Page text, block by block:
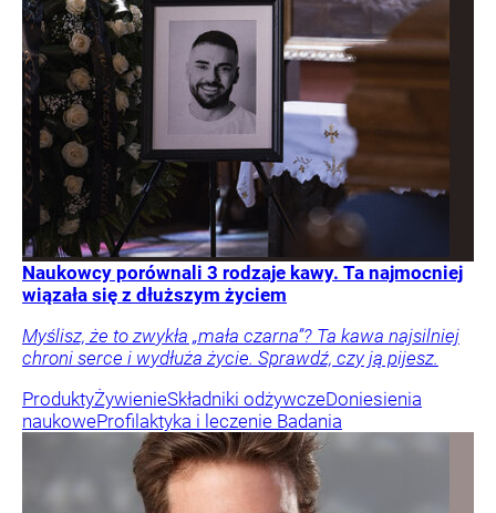
Naukowcy porównali 3 rodzaje kawy. Ta najmocniej
wiązała się z dłuższym życiem
Myślisz, że to zwykła „mała czarna”? Ta kawa najsilniej
chroni serce i wydłuża życie. Sprawdź, czy ją pijesz.
ProduktyŻywienieSkładniki odżywczeDoniesienia
naukoweProfilaktyka i leczenie Badania